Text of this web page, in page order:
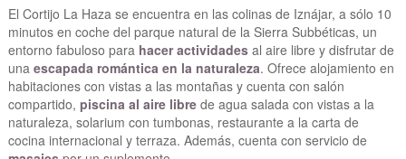
El Cortijo La Haza se encuentra en las colinas de Iznájar, a sólo 10
minutos en coche del parque natural de la Sierra Subbéticas, un
entorno fabuloso para hacer actividadesal aire libre y disfrutar de
una escapada romántica en la naturaleza. Ofrece alojamiento en
habitaciones con vistas a las montañas y cuenta con salón
compartido, piscina al aire librede agua salada con vistas a la
naturaleza, solarium con tumbonas, restaurante a la carta de
cocina internacional y terraza. Además, cuenta con servicio de